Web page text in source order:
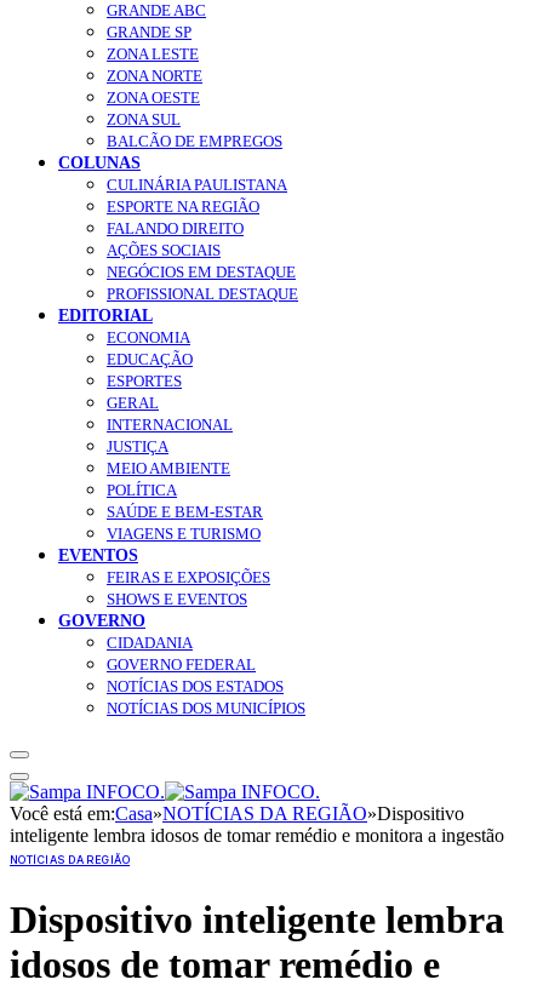
GRANDE ABC
GRANDE SP
ZONA LESTE
ZONA NORTE
ZONA OESTE
ZONA SUL
BALCÃO DE EMPREGOS
COLUNAS
CULINÁRIA PAULISTANA
ESPORTE NA REGIÃO
FALANDO DIREITO
AÇÕES SOCIAIS
NEGÓCIOS EM DESTAQUE
PROFISSIONAL DESTAQUE
EDITORIAL
ECONOMIA
EDUCAÇÃO
ESPORTES
GERAL
INTERNACIONAL
JUSTIÇA
MEIO AMBIENTE
POLÍTICA
SAÚDE E BEM-ESTAR
VIAGENS E TURISMO
EVENTOS
FEIRAS E EXPOSIÇÕES
SHOWS E EVENTOS
GOVERNO
CIDADANIA
GOVERNO FEDERAL
NOTÍCIAS DOS ESTADOS
NOTÍCIAS DOS MUNICÍPIOS
Você está em:Casa»NOTÍCIAS DA REGIÃO»Dispositivo
inteligente lembra idosos de tomar remédio e monitora a ingestão
NOTÍCIAS DA REGIÃO
Dispositivo inteligente lembra
idosos de tomar remédio e